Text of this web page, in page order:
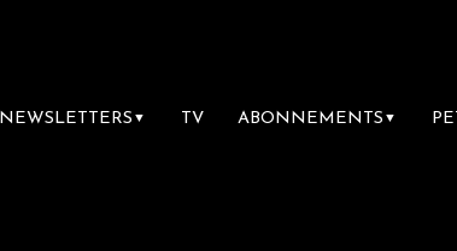
NEWSLETTERS ▼ TV ABONNEMENTS ▼